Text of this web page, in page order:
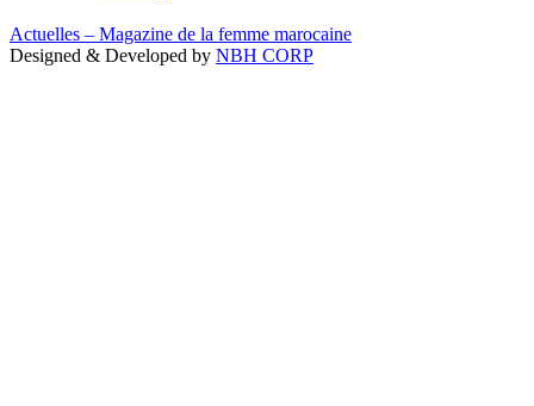
Actuelles – Magazine de la femme marocaine
Designed & Developed by NBH CORP